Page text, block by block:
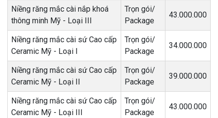
Niềng răng mắc cài nắp khoá
thông minh Mỹ - Loại III
Trọn gói/
Package
43.000.000
Niềng răng mắc cài sứ Cao cấp
Ceramic Mỹ - Loại I
Trọn gói/
Package
34.000.000
Niềng răng mắc cài sứ Cao cấp
Ceramic Mỹ - Loại II
Trọn gói/
Package
39.000.000
Niềng răng mắc cài sứ Cao cấp
Ceramic Mỹ - Loại III
Trọn gói/
Package
43.000.000